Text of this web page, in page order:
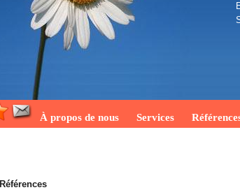
À propos de nous Services
Références